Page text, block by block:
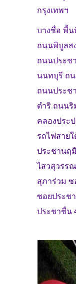
กรุงเทพฯ
บางซื่อ พื้น
ถนนพิบูลส
ถนนประช
นนทบุรี ถ
ถนนประช
ดำริ ถนนริ
คลองประ
รถไฟสาย
ประชานฤ
ไสวสุวรร
สุภาร่วม
ซอยประช
ประชาชื่น